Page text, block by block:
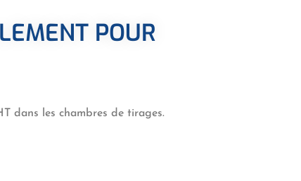
POUR
dans les chambres de tirages.